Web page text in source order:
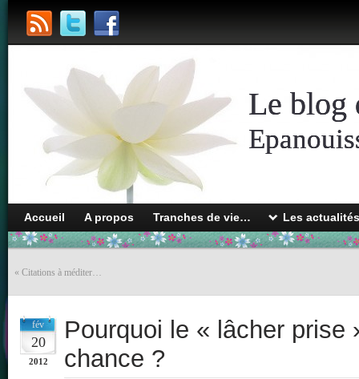
Le blog
Accueil A propos Tranches de vie… Les
« Citations à méditer…
fév
20
2012
Pourquoi le « lâcher prise
chance ?